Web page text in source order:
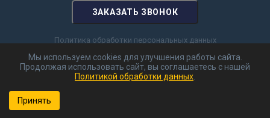
ЗАКАЗАТЬ ЗВОНОК
Политика обработки персональных данных
Цены на сайте не являются публичной офертой и предоставлены
для ознакомления
Мы используем cookies для улучшения работы сайта.
Продолжая использовать сайт, вы соглашаетесь с нашей
Политикой обработки данных
Принять